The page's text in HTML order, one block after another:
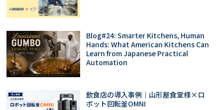
Blog#24: Smarter Kitchens, Human
Hands: What American Kitchens Can
Learn from Japanese Practical
Automation
飲食店の導入事例｜山形屋食堂様×ロ
ボット回転釜OMNI